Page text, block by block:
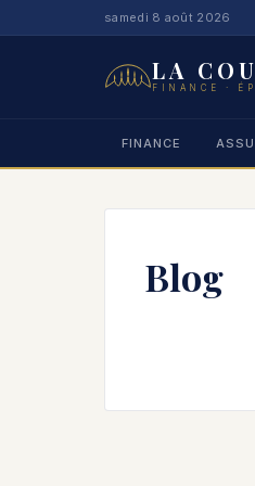
samedi 8 août 2026
LA
FINANCE ·
FINANCE
Blog